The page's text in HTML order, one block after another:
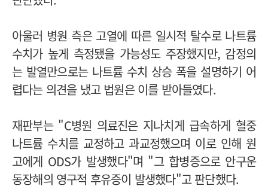
아울러 병원 측은 고열에 따른 일시적 탈수로 나트륨
수치가 높게 측정됐을 가능성도 주장했지만, 감정의
는 발열만으로는 나트륨 수치 상승 폭을 설명하기 어
렵다는 의견을 냈고 법원은 이를 받아들였다.
재판부는 "C병원 의료진은 지나치게 급속하게 혈중
나트륨 수치를 교정하고 과교정했으며 이로 인해 원
고에게 ODS가 발생했다"며 "그 합병증으로 안구운
동장해의 영구적 후유증이 발생했다"고 판단했다.